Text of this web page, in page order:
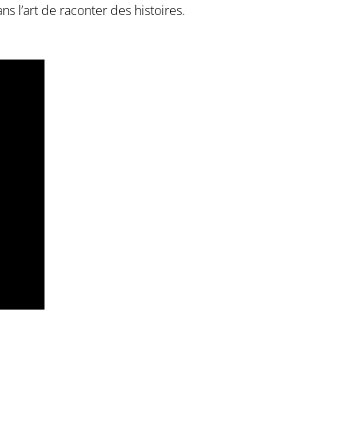
l’art de raconter des histoires.